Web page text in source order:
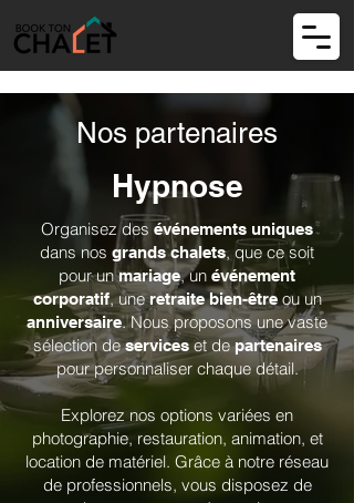
Nos partenaires
Hypnose
Organisez desévénements uniques
dans nos grands chalets, que ce soit
pour unmariage, un événement
corporatif, uneretraite bien-êtreou un
anniversaire. Nous proposons une vaste
sélection deserviceset departenaires
pour personnaliser chaque détail.
Explorez nos options variées en
photographie, restauration, animation, et
location de matériel. Grâce à notre réseau
de professionnels, vous disposez de